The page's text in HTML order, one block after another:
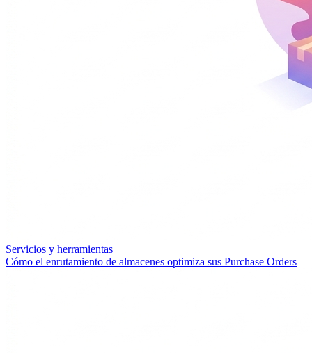
Servicios y herramientas
Cómo el enrutamiento de almacenes optimiza sus Purchase Orders